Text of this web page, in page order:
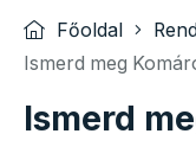
Főoldal
Ismerd meg
Ismerd